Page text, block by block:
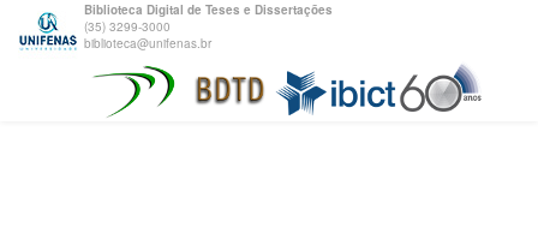
Biblioteca Digital de Teses e Dissertações
(35) 3299-3000
biblioteca@unifenas.br